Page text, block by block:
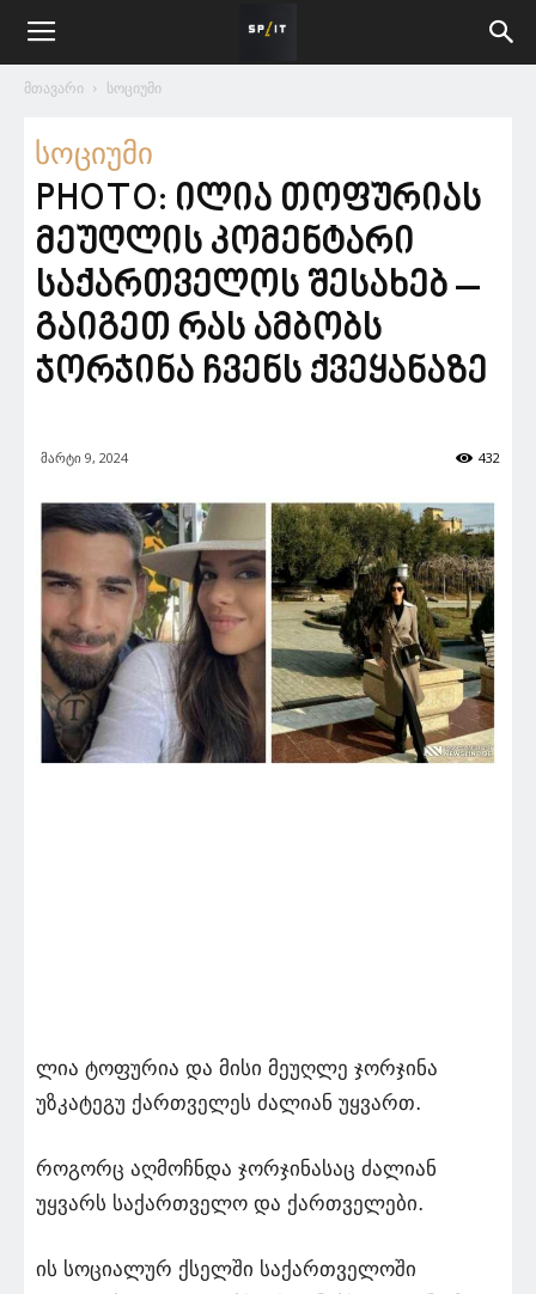
მთავარი სოციუმი
სოციუმი
PHOTO: ილია თოფურიას
მეუღლის კომენტარი
საქართველოს შესახებ –
გაიგეთ რას ამბობს
ჯორჯინა ჩვენს ქვეყანაზე
მარტი 9, 2024 432
ლია ტოფურია და მისი მეუღლე ჯორჯინა
უზკატეგუ ქართველეს ძალიან უყვართ.
როგორც აღმოჩნდა ჯორჯინასაც ძალიან
უყვარს საქართველო და ქართველები.
ის სოციალურ ქსელში საქართველოში